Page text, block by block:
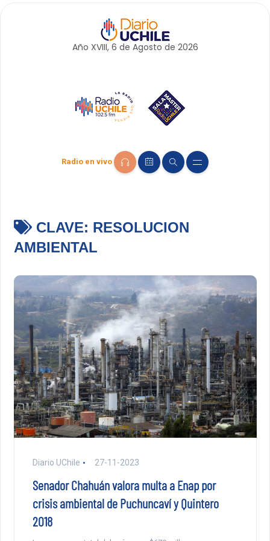
Año XVIII, 6 de Agosto de 2026
Radio en vivo
CLAVE: RESOLUCION
AMBIENTAL
Diario UChile 27-11-2023
Senador Chahuán valora multa a Enap por
crisis ambiental de Puchuncaví y Quintero
2018